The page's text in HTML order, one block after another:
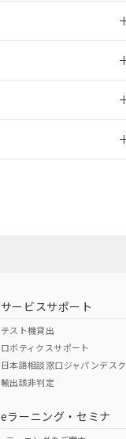
サービスサポート
テスト機貸出
ロボティクスサポート
日本語相談窓口ジャパンデスク
輸出該非判定
eラーニング・セミナ